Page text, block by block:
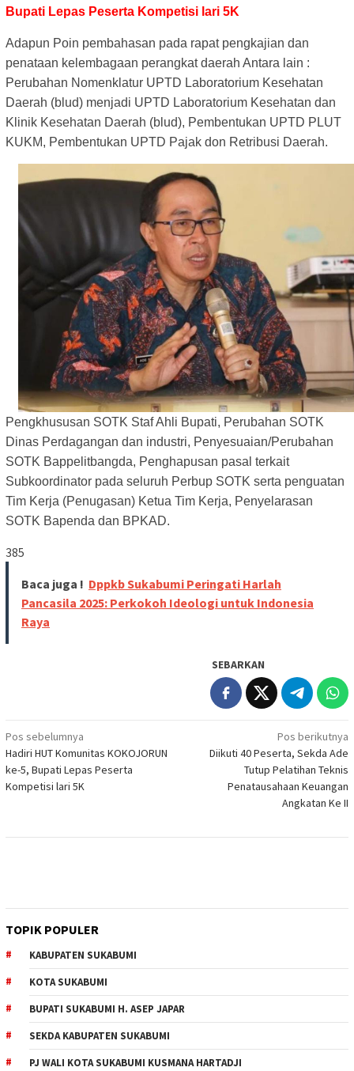
Bupati Lepas Peserta Kompetisi lari 5K
Adapun Poin pembahasan pada rapat pengkajian dan
penataan kelembagaan perangkat daerah Antara lain :
Perubahan Nomenklatur UPTD Laboratorium Kesehatan
Daerah (blud) menjadi UPTD Laboratorium Kesehatan dan
Klinik Kesehatan Daerah (blud), Pembentukan UPTD PLUT
KUKM, Pembentukan UPTD Pajak don Retribusi Daerah.
Pengkhususan SOTK Staf Ahli Bupati, Perubahan SOTK
Dinas Perdagangan dan industri, Penyesuaian/Perubahan
SOTK Bappelitbangda, Penghapusan pasal terkait
Subkoordinator pada seluruh Perbup SOTK serta penguatan
Tim Kerja (Penugasan) Ketua Tim Kerja, Penyelarasan
SOTK Bapenda dan BPKAD.
385
Baca juga ! Dppkb Sukabumi Peringati Harlah
Pancasila 2025: Perkokoh Ideologi untuk Indonesia
Raya
SEBARKAN
Navigasi
pos
Pos sebelumnya
Hadiri HUT Komunitas KOKOJORUN
ke-5, Bupati Lepas Peserta
Kompetisi lari 5K
Pos berikutnya
Diikuti 40 Peserta, Sekda Ade
Tutup Pelatihan Teknis
Penatausahaan Keuangan
Angkatan Ke II
TOPIK POPULER
KABUPATEN SUKABUMI
KOTA SUKABUMI
BUPATI SUKABUMI H. ASEP JAPAR
SEKDA KABUPATEN SUKABUMI
PJ WALI KOTA SUKABUMI KUSMANA HARTADJI